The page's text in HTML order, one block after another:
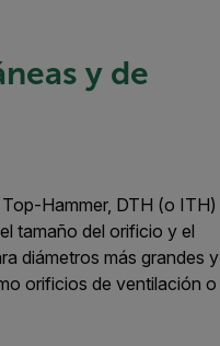
y de
Hammer, DTH (o ITH)
tamaño del orificio y el
diámetros más grandes y
orificios de ventilación o